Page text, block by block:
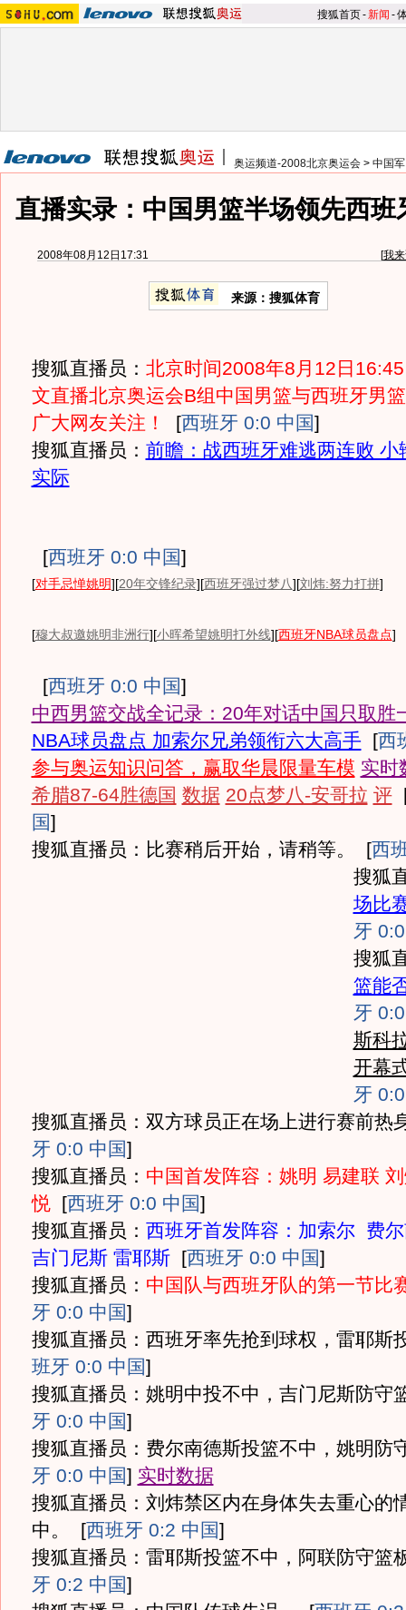
搜狐首页-新闻 -
奥运频道-2008北京奥运会 > 中国
直播实录：中国男篮半场领先西班
2008年08月12日17:31 [我
来源：搜狐体育
搜狐直播员： 北京时间2008年8月12日
文直播北京奥运会B组中国男篮与西班牙男
广大网友关注！
[西班牙 0:0 中国]
搜狐直播员： 前瞻：战西班牙难逃两连败 小
实际
[西班牙 0:0 中国]
[对手忌惮姚明][20年交锋纪录][西班牙强过梦八][刘炜:努力打拼]
[穆大叔邀姚明非洲行][小晖希望姚明打外线][西班牙NBA球员盘点]
[西班牙 0:0 中国]
中西男篮交战全记录：20年对话中国只取胜
NBA球员盘点 加索尔兄弟领衔六大高手[西
参与奥运知识问答，赢取华晨限量车模 实时
希腊87-64胜德国 数据 20点梦八-安哥拉 评
国]
搜狐直播员：比赛稍后开始，请稍等。
[西
搜狐
场比
牙
搜狐
篮能
牙
斯科
开幕
牙
搜狐直播员：双方球员正在场上进行赛前热
牙 0:0 中国]
搜狐直播员： 中国首发阵容：姚明 易建联
悦[西班牙 0:0 中国]
搜狐直播员： 西班牙首发阵容：加索尔 费
吉门尼斯 雷耶斯[西班牙 0:0 中国]
搜狐直播员： 中国队与西班牙队的第一节比
牙 0:0 中国]
搜狐直播员：西班牙率先抢到球权，雷耶斯
班牙 0:0 中国]
搜狐直播员：姚明中投不中，吉门尼斯防守
牙 0:0 中国]
搜狐直播员：费尔南德斯投篮不中，姚明防
牙 0:0 中国] 实时数据
搜狐直播员：刘炜禁区内在身体失去重心的
中。
[西班牙 0:2 中国]
搜狐直播员：雷耶斯投篮不中，阿联防守篮
牙 0:2 中国]